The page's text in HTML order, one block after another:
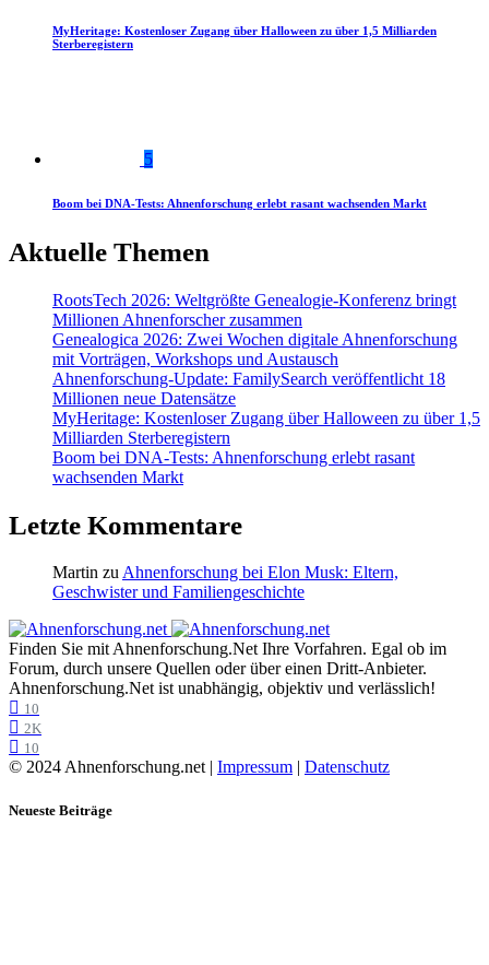
MyHeritage: Kostenloser Zugang über Halloween zu über 1,5 Milliarden
Sterberegistern
5
Boom bei DNA-Tests: Ahnenforschung erlebt rasant wachsenden Markt
Aktuelle Themen
RootsTech 2026: Weltgrößte Genealogie-Konferenz bringt
Millionen Ahnenforscher zusammen
Genealogica 2026: Zwei Wochen digitale Ahnenforschung
mit Vorträgen, Workshops und Austausch
Ahnenforschung-Update: FamilySearch veröffentlicht 18
Millionen neue Datensätze
MyHeritage: Kostenloser Zugang über Halloween zu über 1,5
Milliarden Sterberegistern
Boom bei DNA-Tests: Ahnenforschung erlebt rasant
wachsenden Markt
Letzte Kommentare
Martin zu Ahnenforschung bei Elon Musk: Eltern,
Geschwister und Familiengeschichte
Finden Sie mit Ahnenforschung.Net Ihre Vorfahren. Egal ob im
Forum, durch unsere Quellen oder über einen Dritt-Anbieter.
Ahnenforschung.Net ist unabhängig, objektiv und verlässlich!
10
2K
10
© 2024 Ahnenforschung.net | Impressum | Datenschutz
Neueste Beiträge